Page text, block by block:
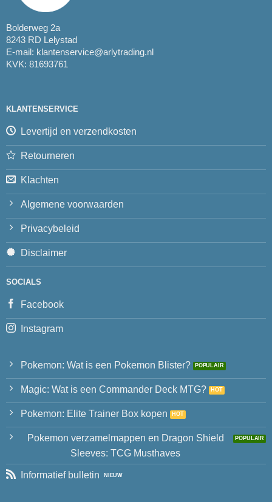
Bolderweg 2a
8243 RD Lelystad
E-mail: klantenservice@arlytrading.nl
KVK: 81693761
KLANTENSERVICE
Levertijd en verzendkosten
Retourneren
Klachten
Algemene voorwaarden
Privacybeleid
Disclaimer
SOCIALS
Facebook
Instagram
Pokemon: Wat is een Pokemon Blister?
Magic: Wat is een Commander Deck MTG?
Pokemon: Elite Trainer Box kopen
Pokemon verzamelmappen en Dragon Shield
Sleeves: TCG Musthaves
Informatief bulletin